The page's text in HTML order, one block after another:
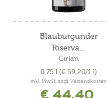
Blauburgunder
Riserva...
Girlan
0,75 l (€ 59,20/1 l)
inkl. MwSt. zzgl. Versandkosten
€ 44,40